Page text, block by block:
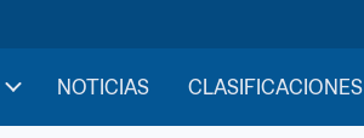
NOTICIAS CLASIFICACIONES